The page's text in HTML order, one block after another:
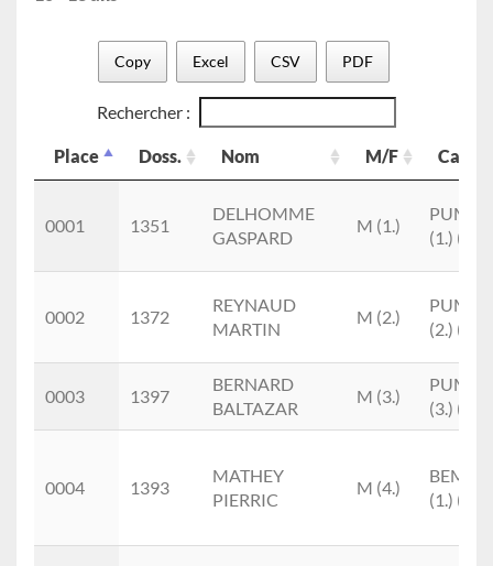
Copy Excel CSV PDF
Rechercher :
Place Doss. Nom M/F
Cat.
0001
1351
DELHOMME
GASPARD
M (1.)
PUM
(1.) (1)
0002 1372
REYNAUD
MARTIN
M (2.)
PUM
(2.) (2)
0003 1397
BERNARD
BALTAZAR
M (3.)
PUM
(3.) (3)
0004 1393
MATHEY
PIERRIC
M (4.)
BEM
(1.) (4)